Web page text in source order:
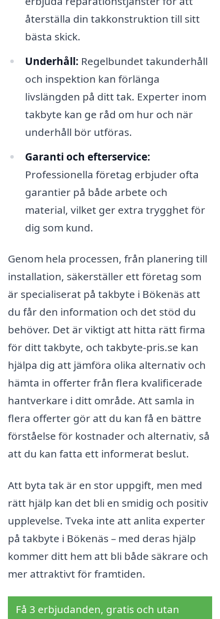
återställa din takkonstruktion till sitt
bästa skick.
Underhåll: Regelbundet takunderhåll
och inspektion kan förlänga
livslängden på ditt tak. Experter inom
takbyte kan ge råd om hur och när
underhåll bör utföras.
Garanti och efterservice:
Professionella företag erbjuder ofta
garantier på både arbete och
material, vilket ger extra trygghet för
dig som kund.
Genom hela processen, från planering till
installation, säkerställer ett företag som
är specialiserat på takbyte i Bökenäs att
du får den information och det stöd du
behöver. Det är viktigt att hitta rätt firma
för ditt takbyte, och takbyte-pris.se kan
hjälpa dig att jämföra olika alternativ och
hämta in offerter från flera kvalificerade
hantverkare i ditt område. Att samla in
flera offerter gör att du kan få en bättre
förståelse för kostnader och alternativ, så
att du kan fatta ett informerat beslut.
Att byta tak är en stor uppgift, men med
rätt hjälp kan det bli en smidig och positiv
upplevelse. Tveka inte att anlita experter
på takbyte i Bökenäs – med deras hjälp
kommer ditt hem att bli både säkrare och
mer attraktivt för framtiden.
Få 3 erbjudanden, gratis och utan